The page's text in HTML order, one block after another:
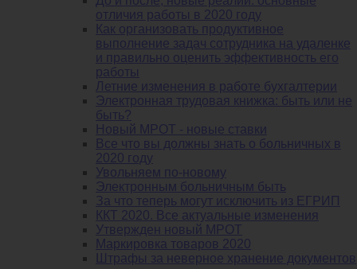
отличия работы в 2020 году
Как организовать продуктивное
выполнение задач сотрудника на удаленке
и правильно оценить эффективность его
работы
Летние изменения в работе бухгалтерии
Электронная трудовая книжка: быть или не
быть?
Новый МРОТ - новые ставки
Все что вы должны знать о больничных в
2020 году
Увольняем по-новому
Электронным больничным быть
За что теперь могут исключить из ЕГРИП
ККТ 2020. Все актуальные изменения
Утвержден новый МРОТ
Маркировка товаров 2020
Штрафы за неверное хранение документов